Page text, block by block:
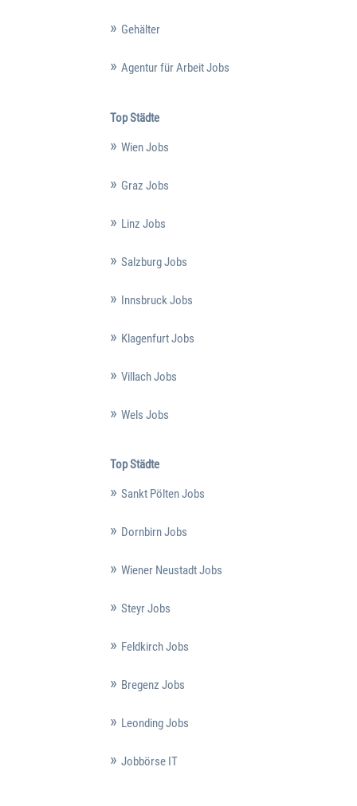
Gehälter
Agentur für Arbeit Jobs
Top Städte
Wien Jobs
Graz Jobs
Linz Jobs
Salzburg Jobs
Innsbruck Jobs
Klagenfurt Jobs
Villach Jobs
Wels Jobs
Top Städte
Sankt Pölten Jobs
Dornbirn Jobs
Wiener Neustadt Jobs
Steyr Jobs
Feldkirch Jobs
Bregenz Jobs
Leonding Jobs
Jobbörse IT